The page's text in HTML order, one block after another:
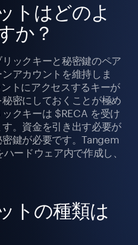
トはどのよ
か？
ックキーと秘密鍵のペア
アカウントを維持しま
トにアクセスするキーが
密にしておくことが極め
クキーは $RECA を受け
。資金を引き出す必要が
鍵が必要です。Tangem
ードウェア内で作成し、
トの種類は